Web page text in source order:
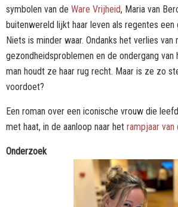
symbolen van de Ware Vrijheid, Maria van
buitenwereld lijkt haar leven als regentes een
Niets is minder waar. Ondanks het verlies van
gezondheidsproblemen en de ondergang van
man houdt ze haar rug recht. Maar is ze zo
voordoet?
Een roman over een iconische vrouw die
met haat, in de aanloop naar het rampjaar van
Onderzoek